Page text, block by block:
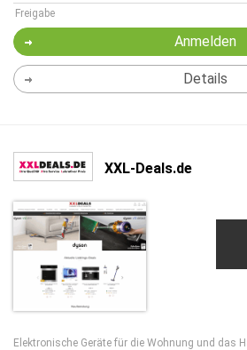
Freigabe
Anmelden
Details
XXL-Deals.de
Elektronische Geräte für die Wohnung und das